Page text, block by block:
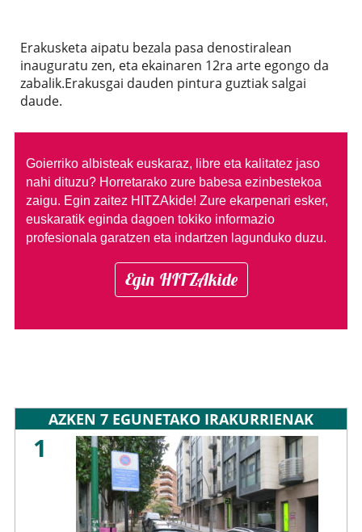
Erakusketa aipatu bezala pasa denostiralean
inauguratu zen, eta ekainaren 12ra arte egongo da
zabalik.Erakusgai dauden pintura guztiak salgai
daude.
Goierriko albisteak euskaraz, libre eta kalitatez jaso
nahi dituzu? Horretarako zure babesa ezinbestekoa
zaigu. Egin zaitez HITZAkide! Zure ekarpenari esker,
euskaratik eginda dagoen tokiko informazio
profesionala garatzen eta indartzen lagunduko duzu.
Egin HITZAkide
AZKEN 7 EGUNETAKO IRAKURRIENAK
1